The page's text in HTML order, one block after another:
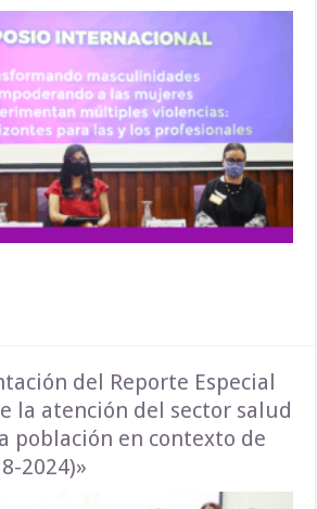
del Reporte Especial
la atención del sector salud
población en contexto de
2024)»